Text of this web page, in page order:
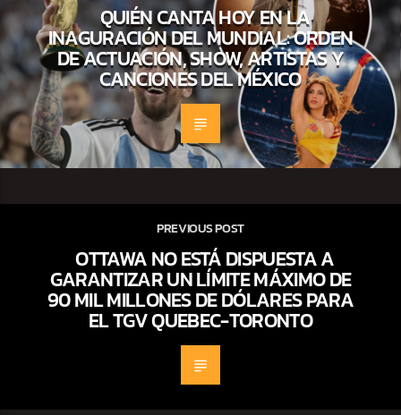
QUIÉN CANTA HOY EN LA
INAGURACIÓN DEL MUNDIAL: ORDEN
DE ACTUACIÓN, SHOW, ARTISTAS Y
CANCIONES DEL MÉXICO
PREVIOUS POST
OTTAWA NO ESTÁ DISPUESTA A
GARANTIZAR UN LÍMITE MÁXIMO DE
90 MIL MILLONES DE DÓLARES PARA
EL TGV QUEBEC-TORONTO